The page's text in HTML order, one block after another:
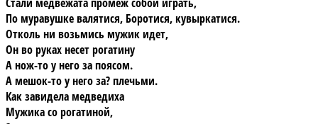
По муравушке валятися, Боротися, кувыркатися.
Отколь ни возьмись мужик идет,
Он во руках несет рогатину
А нож-то у него за поясом.
А мешок-то у него за? плечьми.
Как завидела медведиха
Мужика со рогатиной,